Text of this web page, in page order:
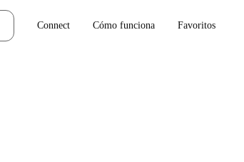
Connect Cómo funciona Favoritos